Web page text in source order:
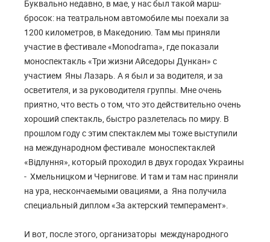
Буквально недавно, в мае, у нас был такой марш-
бросок: на театральном автомобиле мы поехали за
1200 километров, в Македонию. Там мы приняли
участие в фестивале «Monodrama», где показали
моноспектакль «Три жизни Айседоры Дункан» с
участием Яны Лазарь. А я был и за водителя, и за
осветителя, и за руководителя группы. Мне очень
приятно, что весть о том, что это действительно очень
хороший спектакль, быстро разлетелась по миру. В
прошлом году с этим спектаклем мы тоже выступили
на международном фестивале моноспектаклей
«Вiдлуння», который проходил в двух городах Украины
- Хмельницком и Чернигове. И там и там нас приняли
на ура, нескончаемыми овациями, а Яна получила
специальный диплом «За актерский темперамент».
И вот, после этого, организаторы международного